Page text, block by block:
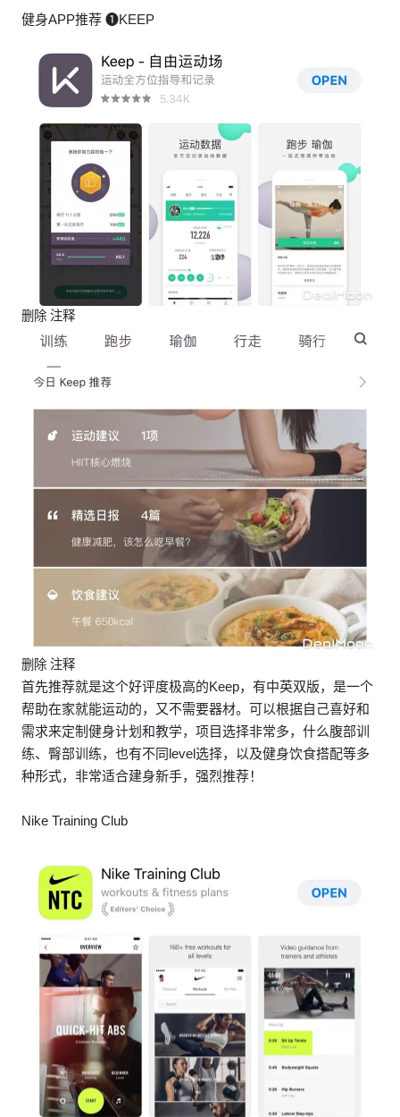
健身APP推荐 ❶KEEP
删除 注释
删除 注释
首先推荐就是这个好评度极高的Keep，有中英双版，是一个
帮助在家就能运动的，又不需要器材。可以根据自己喜好和
需求来定制健身计划和教学，项目选择非常多，什么腹部训
练、臀部训练，也有不同level选择，以及健身饮食搭配等多
种形式，非常适合建身新手，强烈推荐！
Nike Training Club